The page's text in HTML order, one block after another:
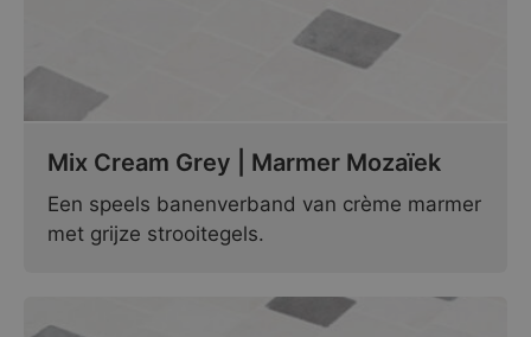
Mix Cream Grey | Marmer Mozaïek
Een speels banenverband van crème marmer
met grijze strooitegels.